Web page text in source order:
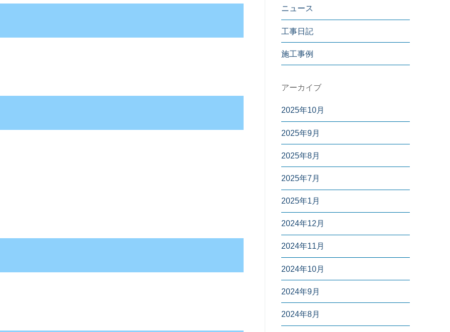
ニュース
工事日記
施工事例
アーカイブ
2025年10月
2025年9月
2025年8月
2025年7月
2025年1月
2024年12月
2024年11月
2024年10月
2024年9月
2024年8月